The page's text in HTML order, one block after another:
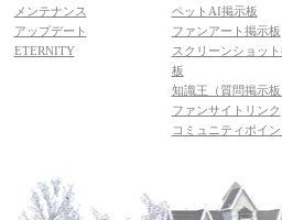
メンテナンス
アップデート
ETERNITY
ペットAI掲示板
ファンアート掲示板
スクリーンショッ
板
知識王（質問掲示板
ファンサイトリンク
コミュニティポイン